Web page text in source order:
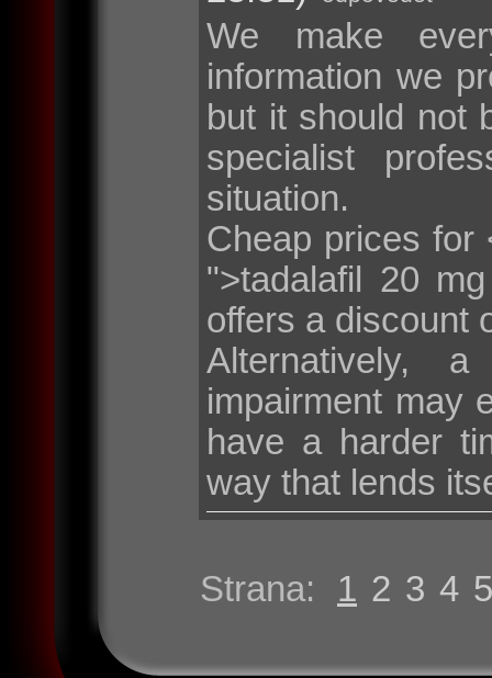
We make
information we
but it should not
specialist
situation.
Cheap prices for
">tadalafil 20
offers a discount
Alternatively,
impairment may
have a harder
way that lends
Strana: 1 2 3 4 5